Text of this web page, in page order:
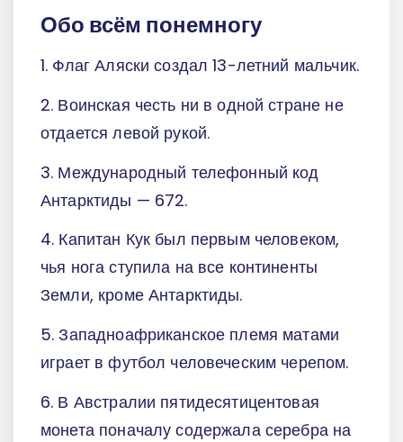
Обо всём понемногу
1. Флаг Аляски создал 13-летний мальчик.
2. Воинская честь ни в одной стране не
отдается левой рукой.
3. Международный телефонный код
Антарктиды — 672.
4. Капитан Кук был первым человеком,
чья нога ступила на все континенты
Земли, кроме Антарктиды.
5. Западноафриканское племя матами
играет в футбол человеческим черепом.
6. В Австралии пятидесятицентовая
монета поначалу содержала серебра на